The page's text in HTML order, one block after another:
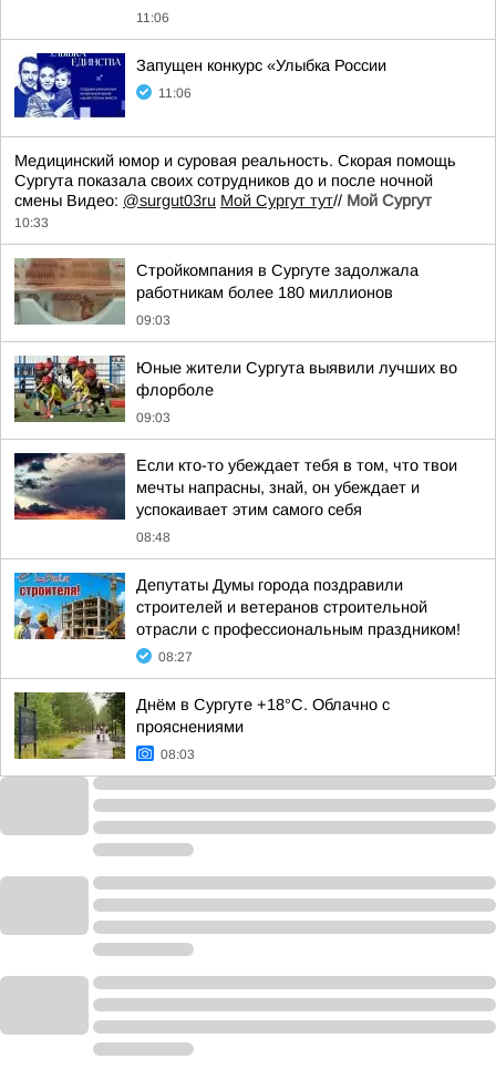
11:06
Запущен конкурс «Улыбка России
11:06
Медицинский юмор и суровая реальность. Скорая помощь
Сургута показала своих сотрудников до и после ночной
смены Видео: @surgut03ru Мой Сургут тут// Мой Сургут
10:33
Стройкомпания в Сургуте задолжала
работникам более 180 миллионов
09:03
Юные жители Сургута выявили лучших во
флорболе
09:03
Если кто-то убеждает тебя в том, что твои
мечты напрасны, знай, он убеждает и
успокаивает этим самого себя
08:48
Депутаты Думы города поздравили
строителей и ветеранов строительной
отрасли с профессиональным праздником!
08:27
Днём в Сургуте +18°С. Облачно с
прояснениями
08:03